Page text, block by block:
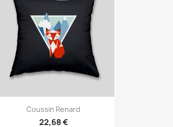
Anteprima
Coussin Renard
22,68 €